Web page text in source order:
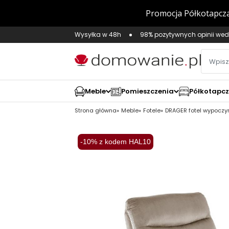
Wysyłka w 48h 98% pozytywnych opinii
Meble Pomieszczenia
Strona główna Meble Fotele DRAGER fotel
-10% z kodem HAL10